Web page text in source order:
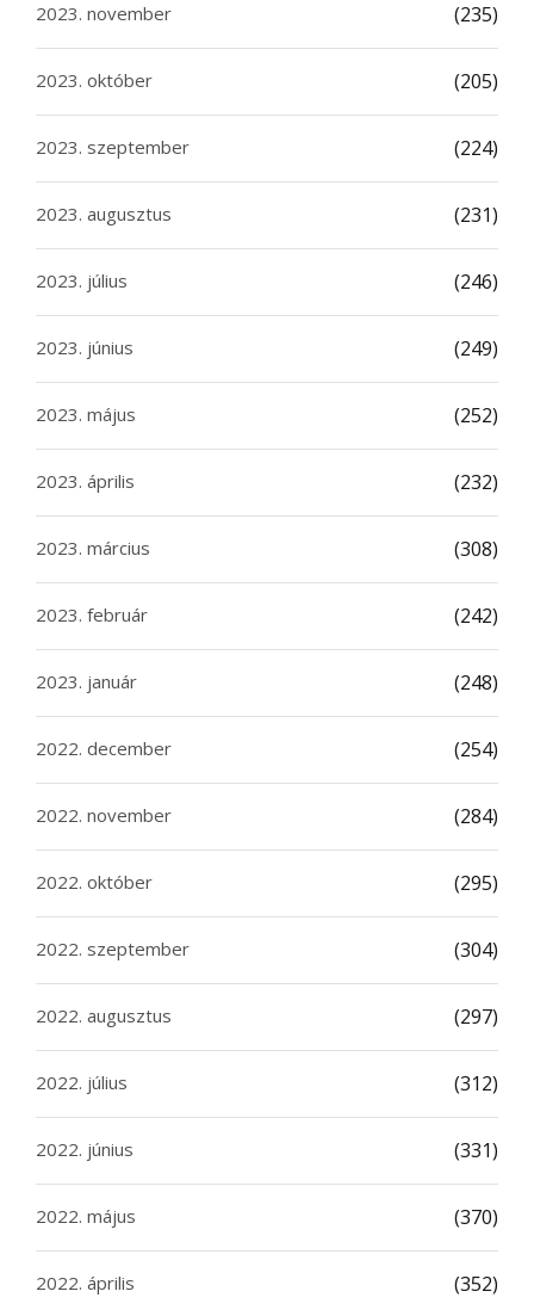
2023. november (235)
2023. október (205)
2023. szeptember (224)
2023. augusztus (231)
2023. július (246)
2023. június (249)
2023. május (252)
2023. április (232)
2023. március (308)
2023. február (242)
2023. január (248)
2022. december (254)
2022. november (284)
2022. október (295)
2022. szeptember (304)
2022. augusztus (297)
2022. július (312)
2022. június (331)
2022. május (370)
2022. április (352)